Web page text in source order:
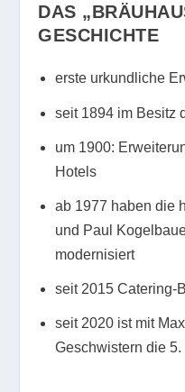
DAS
GESCHICHTE
erste urkundliche
seit 1894 im Besitz
um 1900:
Hotels
ab 1977 haben die
und Paul
modernisiert
seit 2015 Catering-
seit 2020 ist mit
Geschwistern die